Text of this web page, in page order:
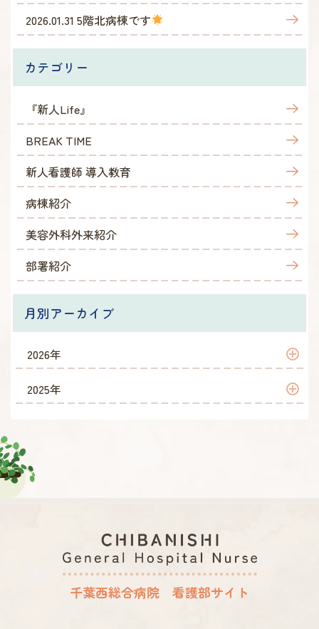
2026.01.31 5階北病棟です
カテゴリー
『新人Life』
BREAK TIME
新人看護師 導入教育
病棟紹介
美容外科外来紹介
部署紹介
月別アーカイブ
2026年
2026年 5月
2025年
2025年 9月
2025年 6月
千葉西総合病院 看護部サイト